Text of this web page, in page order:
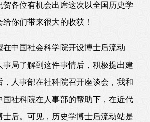
各位有机会出席这次以全国历史学
你们带来很大的收获！
中国社会科学院开设博士后流动
局了解到这件事情后，积极提出建
人事部在社科院召开座谈会，我和
社科院在人事部的帮助下，在近代
后。可见，历史学博士后流动站是